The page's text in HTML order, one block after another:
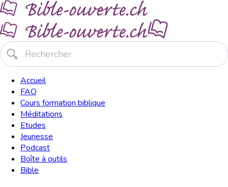
Accueil
FAQ
Cours formation biblique
Méditations
Etudes
Jeunesse
Podcast
Boîte à outils
Bible